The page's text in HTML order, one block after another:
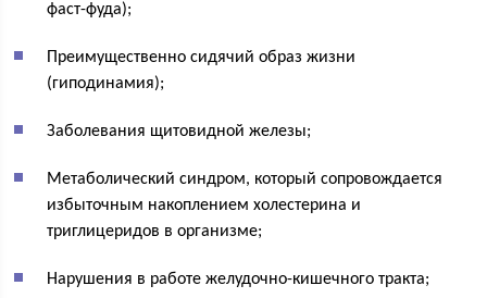
фаст-фуда);
Преимущественно сидячий образ жизни
(гиподинамия);
Заболевания щитовидной железы;
Метаболический синдром, который сопровождается
избыточным накоплением холестерина и
триглицеридов в организме;
Нарушения в работе желудочно-кишечного тракта;